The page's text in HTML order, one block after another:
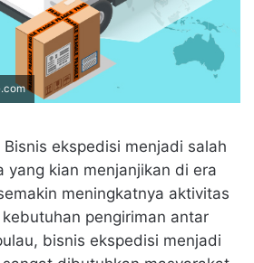
Bisnis ekspedisi menjadi salah
yang kian menjanjikan di era
meningkatnya aktivitas
pengiriman antar
bisnis ekspedisi menjadi